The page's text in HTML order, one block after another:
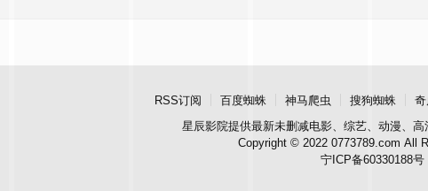
RSS订阅 百度蜘蛛 神马爬虫 搜狗蜘蛛
星辰影院提供最新未删减电影、综艺、动漫、
Copyright © 2022 0773789.com All
宁ICP备60330188号